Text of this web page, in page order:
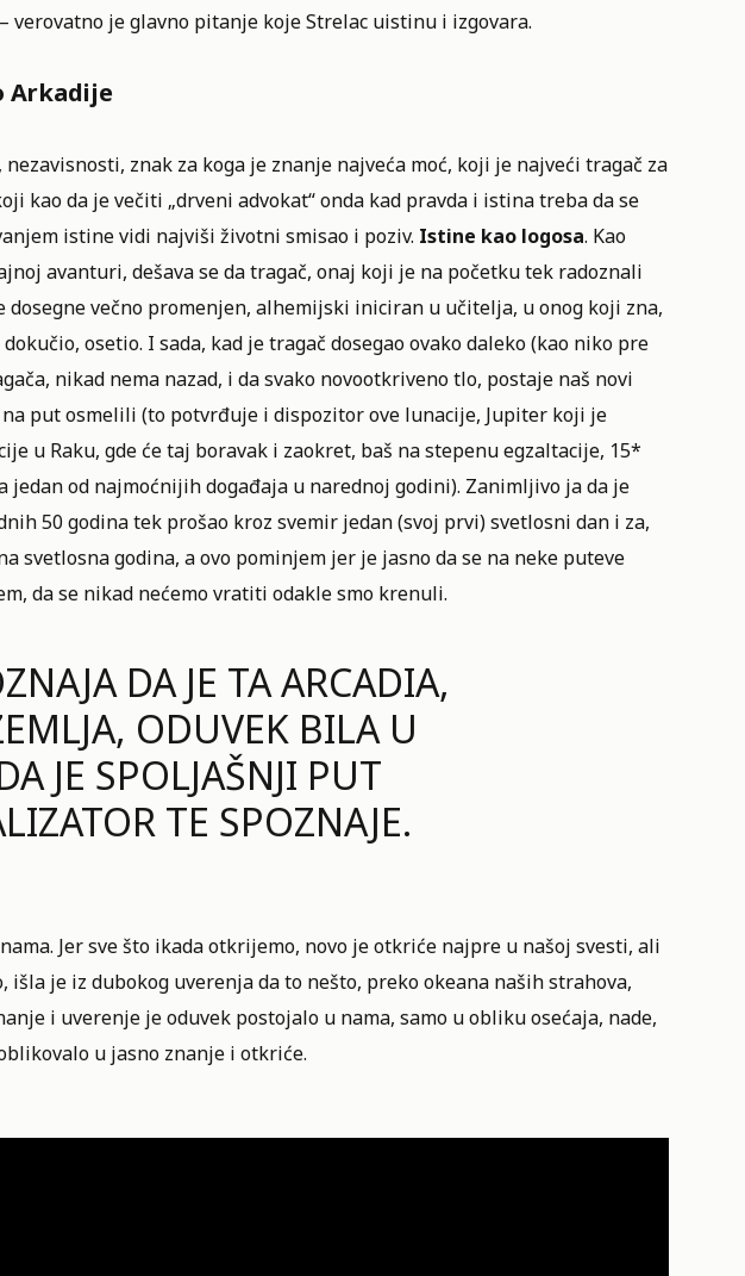
verovatno je glavno pitanje koje Strelac uistinu i izgovara.
Arkadije
nezavisnosti, znak za koga je znanje najveća moć, koji je najveći tragač za
kao da je večiti „drveni advokat“ onda kad pravda i istina treba da se
istine vidi najviši životni smisao i poziv. Istine kao logosa. Kao
avanturi, dešava se da tragač, onaj koji je na početku tek radoznali
večno promenjen, alhemijski iniciran u učitelja, u onog koji zna,
osetio. I sada, kad je tragač dosegao ovako daleko (kao niko pre
nikad nema nazad, i da svako novootkriveno tlo, postaje naš novi
put osmelili (to potvrđuje i dispozitor ove lunacije, Jupiter koji je
u Raku, gde će taj boravak i zaokret, baš na stepenu egzaltacije, 15*
jedan od najmoćnijih događaja u narednoj godini). Zanimljivo ja da je
50 godina tek prošao kroz svemir jedan (svoj prvi) svetlosni dan i za,
svetlosna godina, a ovo pominjem jer je jasno da se na neke puteve
da se nikad nećemo vratiti odakle smo krenuli.
DA JE TA ARCADIA,
ODUVEK BILA U
JE SPOLJAŠNJI PUT
TE SPOZNAJE.
Jer sve što ikada otkrijemo, novo je otkriće najpre u našoj svesti, ali
je iz dubokog uverenja da to nešto, preko okeana naših strahova,
i uverenje je oduvek postojalo u nama, samo u obliku osećaja, nade,
u jasno znanje i otkriće.